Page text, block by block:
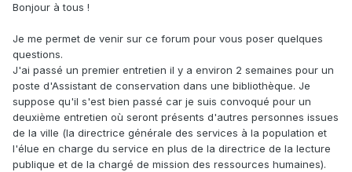
Bonjour à tous !
Je me permet de venir sur ce forum pour vous poser quelques
questions.
J'ai passé un premier entretien il y a environ 2 semaines pour un
poste d'Assistant de conservation dans une bibliothèque. Je
suppose qu'il s'est bien passé car je suis convoqué pour un
deuxième entretien où seront présents d'autres personnes issues
de la ville (la directrice générale des services à la population et
l'élue en charge du service en plus de la directrice de la lecture
publique et de la chargé de mission des ressources humaines).